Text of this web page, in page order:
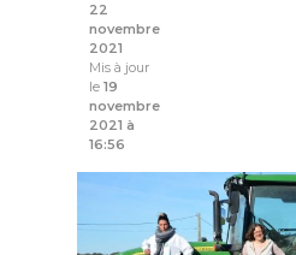
22
novembre
2021
Mis à jour
le 19
novembre
2021 à
16:56